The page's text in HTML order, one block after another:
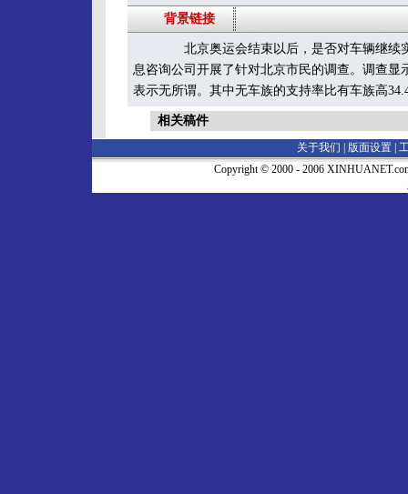
背景链接
北京奥运会结束以后，是否对车辆继续实
息咨询公司开展了针对北京市民的调查。调查显
表示无所谓。其中无车族的支持率比有车族高
相关稿件
关于我们 | 版面设置
Copyright © 2000 - 2006